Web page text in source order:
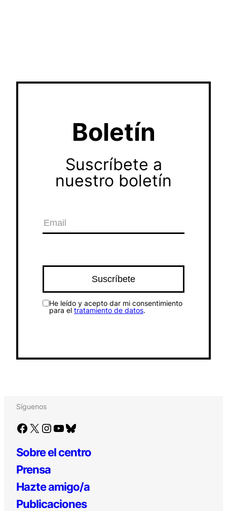
Boletín
Suscríbete a
nuestro boletín
He leído y acepto dar mi consentimiento
para el tratamiento de datos.
Síguenos
Facebook X Instagram YouTube Bluesky
Sobre el centro
Prensa
Hazte amigo/a
Publicaciones